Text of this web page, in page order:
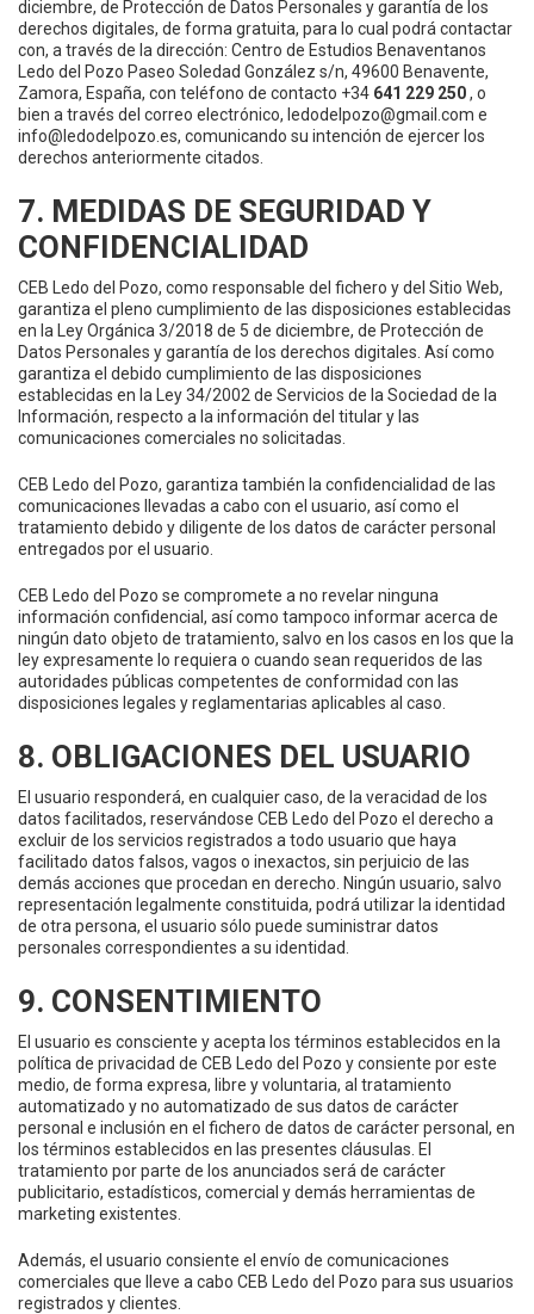
diciembre, de Protección de Datos Personales y garantía de los
derechos digitales, de forma gratuita, para lo cual podrá contactar
con, a través de la dirección: Centro de Estudios Benaventanos
Ledo del Pozo Paseo Soledad González s/n, 49600 Benavente,
Zamora, España, con teléfono de contacto +34 641 229 250, o
bien a través del correo electrónico, ledodelpozo@gmail.com e
info@ledodelpozo.es, comunicando su intención de ejercer los
derechos anteriormente citados.
7. MEDIDAS DE SEGURIDAD Y
CONFIDENCIALIDAD
CEB Ledo del Pozo, como responsable del fichero y del Sitio Web,
garantiza el pleno cumplimiento de las disposiciones establecidas
en la Ley Orgánica 3/2018 de 5 de diciembre, de Protección de
Datos Personales y garantía de los derechos digitales. Así como
garantiza el debido cumplimiento de las disposiciones
establecidas en la Ley 34/2002 de Servicios de la Sociedad de la
Información, respecto a la información del titular y las
comunicaciones comerciales no solicitadas.
CEB Ledo del Pozo, garantiza también la confidencialidad de las
comunicaciones llevadas a cabo con el usuario, así como el
tratamiento debido y diligente de los datos de carácter personal
entregados por el usuario.
CEB Ledo del Pozo se compromete a no revelar ninguna
información confidencial, así como tampoco informar acerca de
ningún dato objeto de tratamiento, salvo en los casos en los que la
ley expresamente lo requiera o cuando sean requeridos de las
autoridades públicas competentes de conformidad con las
disposiciones legales y reglamentarias aplicables al caso.
8. OBLIGACIONES DEL USUARIO
El usuario responderá, en cualquier caso, de la veracidad de los
datos facilitados, reservándose CEB Ledo del Pozo el derecho a
excluir de los servicios registrados a todo usuario que haya
facilitado datos falsos, vagos o inexactos, sin perjuicio de las
demás acciones que procedan en derecho. Ningún usuario, salvo
representación legalmente constituida, podrá utilizar la identidad
de otra persona, el usuario sólo puede suministrar datos
personales correspondientes a su identidad.
9. CONSENTIMIENTO
El usuario es consciente y acepta los términos establecidos en la
política de privacidad de CEB Ledo del Pozo y consiente por este
medio, de forma expresa, libre y voluntaria, al tratamiento
automatizado y no automatizado de sus datos de carácter
personal e inclusión en el fichero de datos de carácter personal, en
los términos establecidos en las presentes cláusulas. El
tratamiento por parte de los anunciados será de carácter
publicitario, estadísticos, comercial y demás herramientas de
marketing existentes.
Además, el usuario consiente el envío de comunicaciones
comerciales que lleve a cabo CEB Ledo del Pozo para sus usuarios
registrados y clientes.